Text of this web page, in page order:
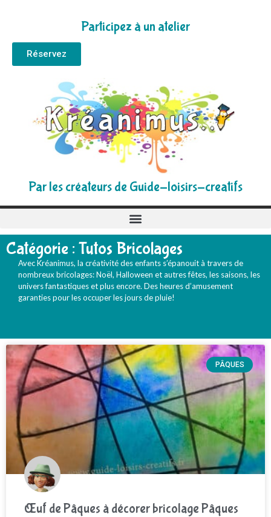
Participez à un atelier
Réservez
Par les créateurs de Guide-loisirs-creatifs
Catégorie : Tutos Bricolages
Avec Kréanimus, la créativité des enfants s’épanouit à travers de
nombreux bricolages: Noël, Halloween et autres fêtes, les saisons, les
univers fantastiques et plus encore. Des heures d’amusement
garanties pour les occuper les jours de pluie!
PÂQUES
Œuf de Pâques à décorer bricolage Pâques